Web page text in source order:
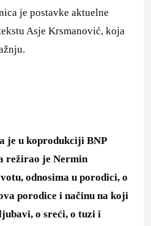
je postavke aktuelne
Asje Krsmanović, koja
je u koprodukciji BNP
režirao je Nermin
odnosima u porodici, o
porodice i načinu na koji
o sreći, o tuzi i